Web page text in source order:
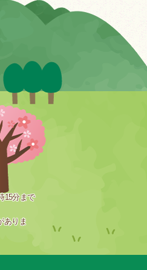
15分まで
ありま